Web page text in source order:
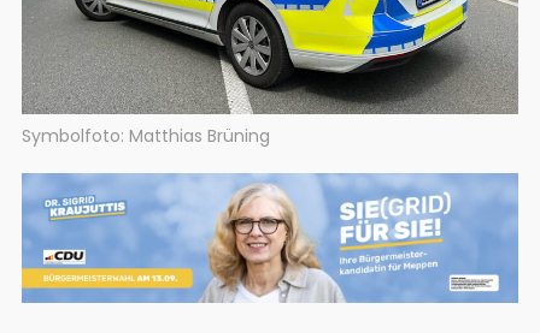
Symbolfoto: Matthias Brüning